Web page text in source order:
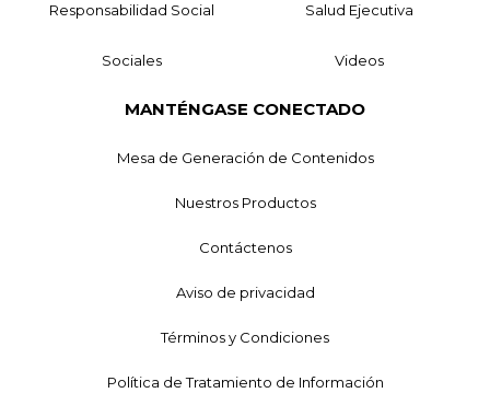
Responsabilidad Social Salud Ejecutiva
Sociales Videos
MANTÉNGASE CONECTADO
Mesa de Generación de Contenidos
Nuestros Productos
Contáctenos
Aviso de privacidad
Términos y Condiciones
Política de Tratamiento de Información